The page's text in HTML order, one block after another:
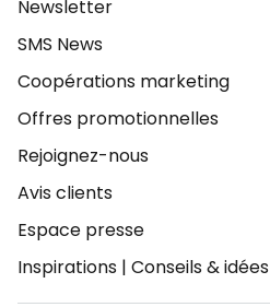
Newsletter
SMS News
Coopérations marketing
Offres promotionnelles
Rejoignez-nous
Avis clients
Espace presse
Inspirations | Conseils & idées